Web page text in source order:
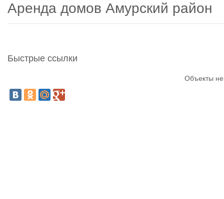
Аренда домов Амурский район
Быстрые ссылки
Объекты